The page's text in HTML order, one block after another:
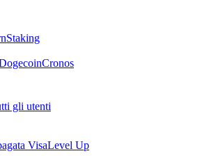
Staking
Cronos
gli utenti
VisaLevel Up